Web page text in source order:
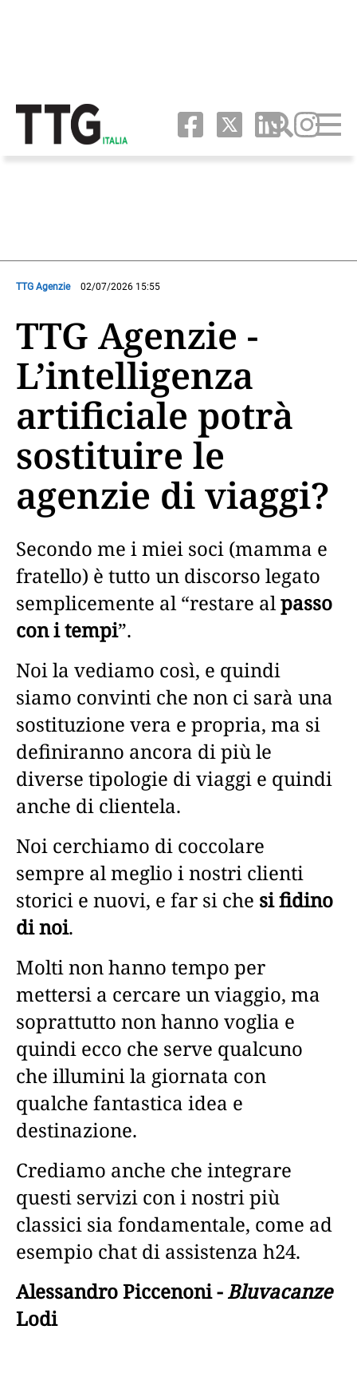
TTG Agenzie 02/07/2026 15:55
TTG Agenzie -
L’intelligenza
artificiale potrà
sostituire le
agenzie di viaggi?
Secondo me i miei soci (mamma e
fratello) è tutto un discorso legato
semplicemente al “restare alpasso
con i tempi”.
Noi la vediamo così, e quindi
siamo convinti che non ci sarà una
sostituzione vera e propria, ma si
definiranno ancora di più le
diverse tipologie di viaggi e quindi
anche di clientela.
Noi cerchiamo di coccolare
sempre al meglio i nostri clienti
storici e nuovi, e far si che si fidino
di noi.
Molti non hanno tempo per
mettersi a cercare un viaggio, ma
soprattutto non hanno voglia e
quindi ecco che serve qualcuno
che illumini la giornata con
qualche fantastica idea e
destinazione.
Crediamo anche che integrare
questi servizi con i nostri più
classici sia fondamentale, come ad
esempio chat di assistenza h24.
Alessandro Piccenoni -Bluvacanze
Lodi